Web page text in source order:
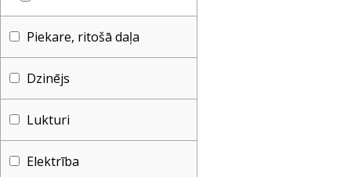
Piekare, ritošā daļa
Dzinējs
Lukturi
Elektrība